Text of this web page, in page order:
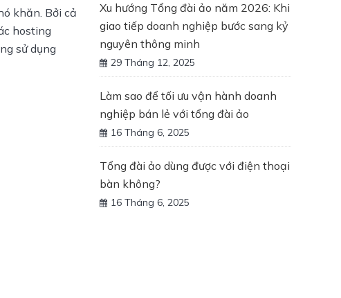
khăn. Bởi cả
hosting
sử dụng
Xu hướng Tổng đài ảo năm 2026: Khi
giao tiếp doanh nghiệp bước sang kỷ
nguyên thông minh
29 Tháng 12, 2025
Làm sao để tối ưu vận hành doanh
nghiệp bán lẻ với tổng đài ảo
16 Tháng 6, 2025
Tổng đài ảo dùng được với điện thoại
bàn không?
16 Tháng 6, 2025